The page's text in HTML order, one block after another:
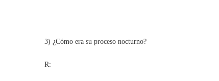
3) ¿Cómo era su proceso nocturno?
R: